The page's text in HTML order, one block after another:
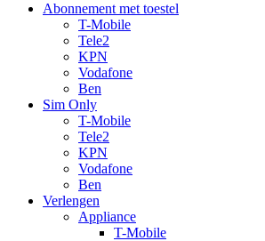
Abonnement met toestel
T-Mobile
Tele2
KPN
Vodafone
Ben
Sim Only
T-Mobile
Tele2
KPN
Vodafone
Ben
Verlengen
Appliance
T-Mobile